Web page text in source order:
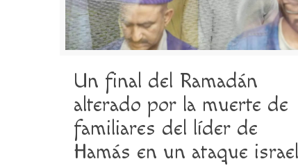
Un final del Ramadán
alterado por la muerte de
familiares del líder de
Hamás en un ataque